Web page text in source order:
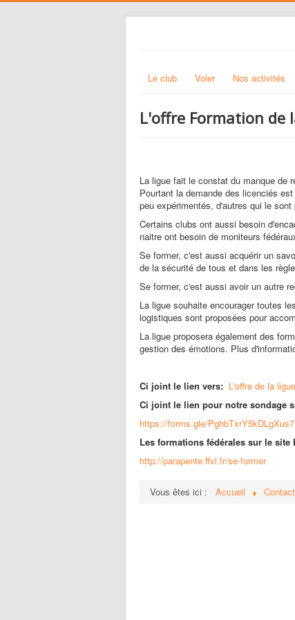
Le club Voler Nos activités
L'offre Formation de
La ligue fait le constat du manque de
Pourtant la demande des licenciés
peu expérimentés, d'autres qui le
Certains clubs ont aussi besoin
naitre ont besoin de moniteurs
Se former, c'est aussi acquérir un
de la sécurité de tous et dans les
Se former, c'est aussi avoir un autre
La ligue souhaite encourager toutes
logistiques sont proposées pour
La ligue proposera également des
gestion des émotions. Plus
Ci joint le lien vers: L'offre de la
Ci joint le lien pour notre sondage
https://forms.gle/PghbTxrY5kDLgXus7
Les formations fédérales sur le site
http://parapente.ffvl.fr/se-former
Vous êtes ici : Accueil